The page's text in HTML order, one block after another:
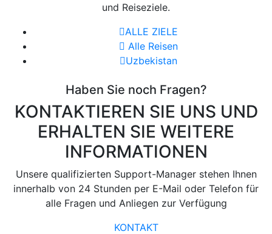
und Reiseziele.
ALLE ZIELE
Alle Reisen
Uzbekistan
Haben Sie noch Fragen?
KONTAKTIEREN SIE UNS UND
ERHALTEN SIE WEITERE
INFORMATIONEN
Unsere qualifizierten Support-Manager stehen Ihnen
innerhalb von 24 Stunden per E-Mail oder Telefon für
alle Fragen und Anliegen zur Verfügung
KONTAKT